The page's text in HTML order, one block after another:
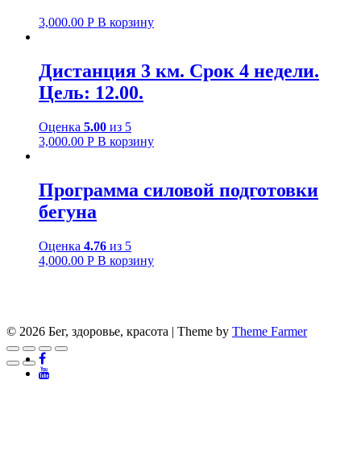
3,000.00 Р В корзину
Дистанция 3 км. Срок 4 недели.
Цель: 12.00.
Оценка 5.00 из 5
3,000.00 Р В корзину
Программа силовой подготовки
бегуна
Оценка 4.76 из 5
4,000.00 Р В корзину
© 2026 Бег, здоровье, красота | Theme by Theme Farmer